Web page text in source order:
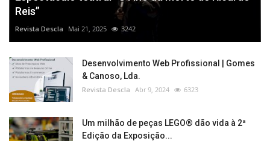
Reis”
Revista Descla Mai 21, 2025 3242
Desenvolvimento Web Profissional | Gomes
& Canoso, Lda.
Revista Descla Abr 9, 2024 6323
Um milhão de peças LEGO® dão vida à 2ª
Edição da Exposição...